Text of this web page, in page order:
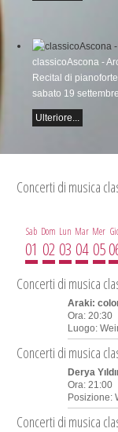
classicoAscona -
Recital di pianoforte
sabato 19
Ulteriore...
Concerti di musica
Sab
01
Dom
02
Lun
03
Mar
04
Mer
05
Concerti di musica
Araki:
Ora: 20:30
Luogo:
Concerti di musica
Derya
Ora: 21:00
Posizione:
Concerti di musica